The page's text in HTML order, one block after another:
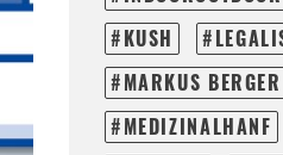
KUSH
MARKUS BERGER
MEDIZINALHANF